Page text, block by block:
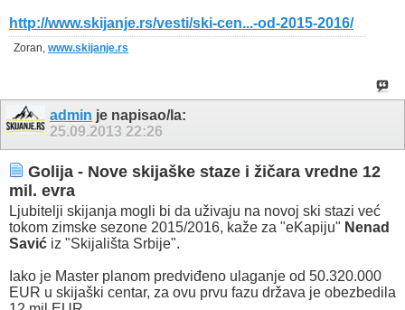
http://www.skijanje.rs/vesti/ski-cen...-od-2015-2016/
Zoran, www.skijanje.rs
admin je napisao/la:
25.09.2013 22:26
Golija - Nove skijaške staze i žičara vredne 12
mil. evra
Ljubitelji skijanja mogli bi da uživaju na novoj ski stazi već
tokom zimske sezone 2015/2016, kaže za "eKapiju" Nenad
Savić iz "Skijališta Srbije".
Iako je Master planom predviđeno ulaganje od 50.320.000
EUR u skijaški centar, za ovu prvu fazu država je obezbedila